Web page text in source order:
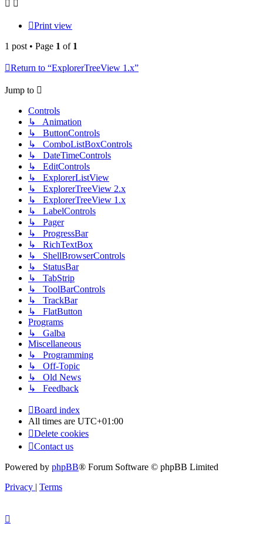
Print view
1 post • Page 1 of 1
Return to “ExplorerTreeView 1.x”
Jump to
Controls
↳ Animation
↳ ButtonControls
↳ ComboListBoxControls
↳ DateTimeControls
↳ EditControls
↳ ExplorerListView
↳ ExplorerTreeView 2.x
↳ ExplorerTreeView 1.x
↳ LabelControls
↳ Pager
↳ ProgressBar
↳ RichTextBox
↳ ShellBrowserControls
↳ StatusBar
↳ TabStrip
↳ ToolBarControls
↳ TrackBar
↳ FlatButton
Programs
↳ Galba
Miscellaneous
↳ Programming
↳ Off-Topic
↳ Old News
↳ Feedback
Board index
All times are UTC+01:00
Delete cookies
Contact us
Powered by phpBB® Forum Software © phpBB Limited
Privacy | Terms